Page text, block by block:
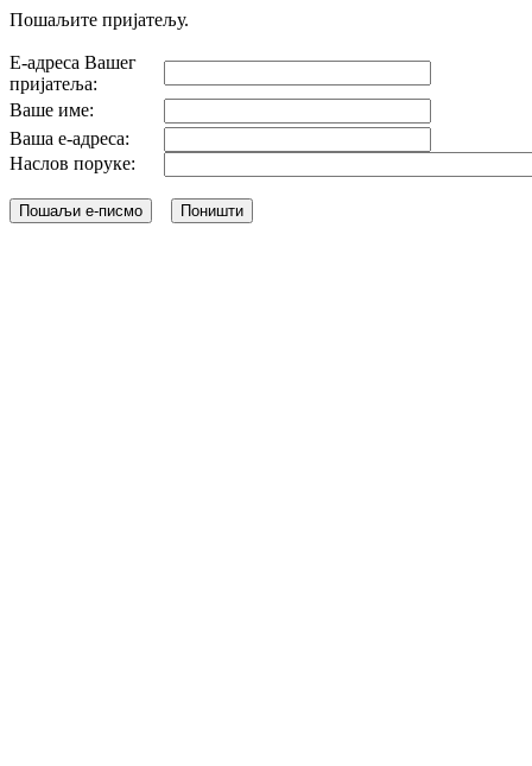
Пошаљите пријатељу.
Е-адреса Вашег
пријатеља:
Ваше име:
Ваша е-адреса:
Наслов поруке: